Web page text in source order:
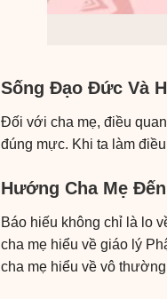
Sống Đạo Đức Và
Đối với cha mẹ, điều
đúng mực. Khi ta làm
Hướng Cha Mẹ
Báo hiếu không chỉ là lo
cha mẹ hiểu về giáo lý
cha mẹ hiểu về vô